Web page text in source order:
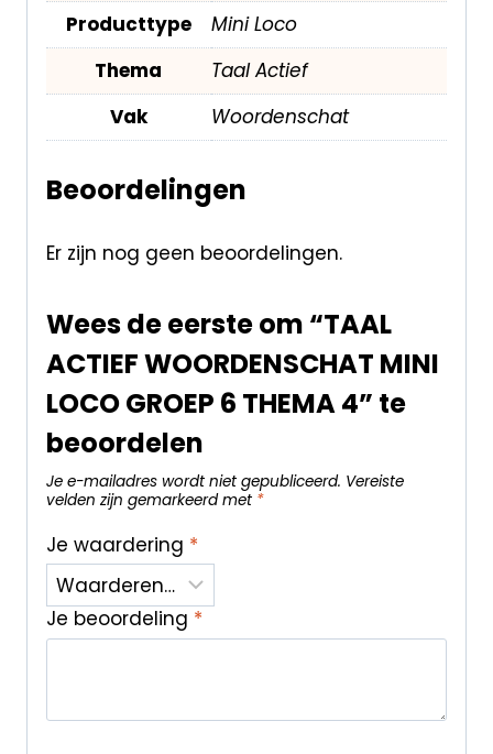
Producttype
Mini Loco
Thema
Taal Actief
Vak
Woordenschat
Beoordelingen
Er zijn nog geen beoordelingen.
Wees de eerste om “TAAL
ACTIEF WOORDENSCHAT MINI
LOCO GROEP 6 THEMA 4” te
beoordelen
Je e-mailadres wordt niet gepubliceerd. Vereiste
velden zijn gemarkeerd met *
Je waardering *
Je beoordeling *